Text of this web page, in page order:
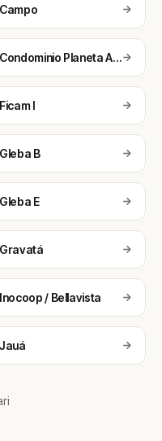
Campo
Condominio Planeta Aqua
Ficam I
Gleba B
Gleba E
Gravatá
Inocoop / Bellavista
Jauá